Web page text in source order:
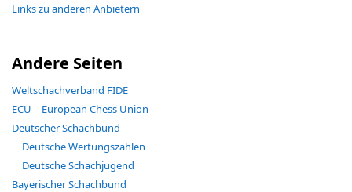
Links zu anderen Anbietern
Andere Seiten
Weltschachverband FIDE
ECU – European Chess Union
Deutscher Schachbund
Deutsche Wertungszahlen
Deutsche Schachjugend
Bayerischer Schachbund